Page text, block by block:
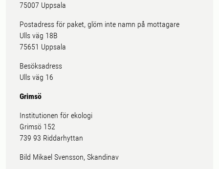
75007 Uppsala
Postadress för paket, glöm inte namn på mottagare
Ulls väg 18B
75651 Uppsala
Besöksadress
Ulls väg 16
Grimsö
Institutionen för ekologi
Grimsö 152
739 93 Riddarhyttan
Bild Mikael Svensson, Skandinav